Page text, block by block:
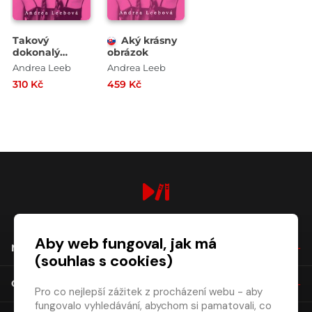
Takový
dokonalý
obrázek
Andrea Leeb
310 Kč
Aký krásny
obrázok
Andrea Leeb
459 Kč
NÁKUP
O SPOLEČNOSTI
Aby web fungoval, jak má
(souhlas s cookies)
Pro co nejlepší zážitek z procházení webu - aby
fungovalo vyhledávání, abychom si pamatovali, co